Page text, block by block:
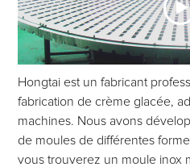
Hongtai est un fabricant
fabrication de crème glacée,
machines. Nous avons
de moules de différentes
vous trouverez un moule inox